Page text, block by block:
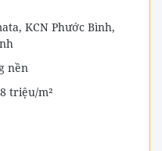
KCN Phước Bình,
nền
triệu/m²